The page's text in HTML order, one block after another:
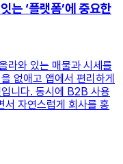
‘플랫폼’에 중요한
라와 있는 매물과 시세를
없애고 앱에서 편리하게
니다. 동시에 B2B 사용
서 자연스럽게 회사를 홍